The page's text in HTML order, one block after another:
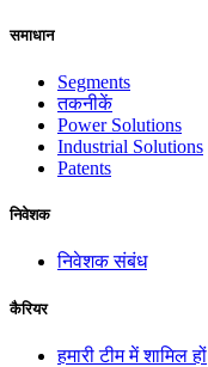
समाधान
Segments
तकनीकें
Power Solutions
Industrial Solutions
Patents
निवेशक
निवेशक संबंध
कैरियर
हमारी टीम में शामिल हों